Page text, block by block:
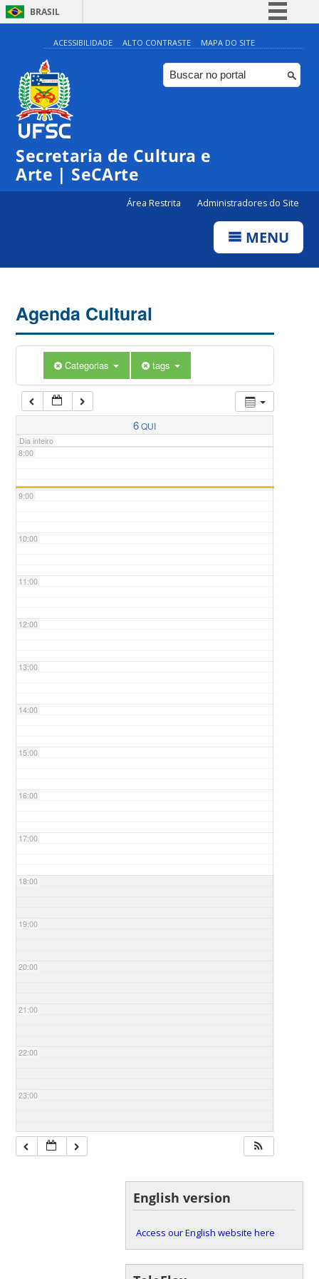
BRASIL
Simplifique!
Comunica BR
Participe
ACESSIBILIDADE ALTO CONTRASTE MAPA DO SITE
Secretaria de Cultura e
Arte | SeCArte
Área Restrita Administradores do Site
MENU
Agenda Cultural
Categorias tags
6QUI
Dia inteiro
0:00
1:00
5:00
7:00
8:00
9:00
10:00
11:00
12:00
13:00
14:00
15:00
16:00
17:00
18:00
19:00
20:00
21:00
22:00
23:00
English version
Access our English website here